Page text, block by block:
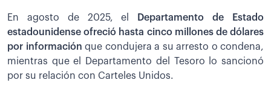
En agosto de 2025, el
Departamento de Estado
estadounidense ofreció hasta cinco millones de dólares
por información que condujera a su arresto o condena,
mientras que el Departamento del Tesoro lo sancionó
por su relación con Carteles Unidos.